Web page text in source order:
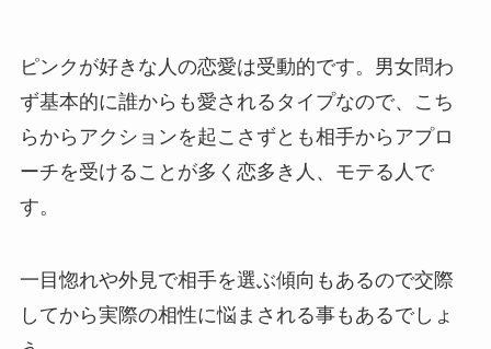
ピンクが好きな人の恋愛は受動的です。男女問わ
ず基本的に誰からも愛されるタイプなので、こち
らからアクションを起こさずとも相手からアプロ
ーチを受けることが多く恋多き人、モテる人で
す。
一目惚れや外見で相手を選ぶ傾向もあるので交際
してから実際の相性に悩まされる事もあるでしょ